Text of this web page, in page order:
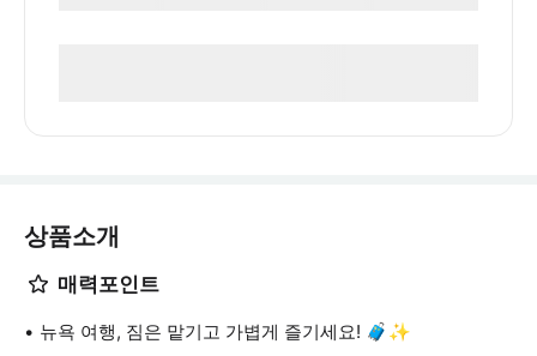
상품소개
매력포인트
뉴욕 여행, 짐은 맡기고 가볍게 즐기세요! 🧳✨